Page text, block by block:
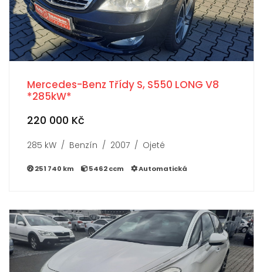
Mercedes-Benz Třídy S, S550 LONG V8
*285kW*
220 000 Kč
285 kW / Benzín / 2007 / Ojeté
251 740 km 5462 ccm Automatická